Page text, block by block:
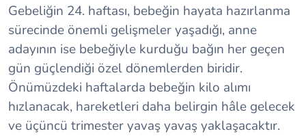
Gebeliğin 24. haftası, bebeğin hayata hazırlanma
sürecinde önemli gelişmeler yaşadığı, anne
adayının ise bebeğiyle kurduğu bağın her geçen
gün güçlendiği özel dönemlerden biridir.
Önümüzdeki haftalarda bebeğin kilo alımı
hızlanacak, hareketleri daha belirgin hâle gelecek
ve üçüncü trimester yavaş yavaş yaklaşacaktır.